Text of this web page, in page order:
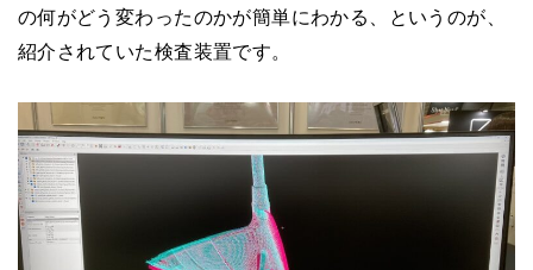
の何がどう変わったのかが簡単にわかる、というのが、
紹介されていた検査装置です。